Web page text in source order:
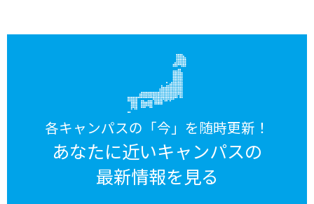
各キャンパスの「今」を随時更新！
あなたに近いキャンパスの
最新情報を見る